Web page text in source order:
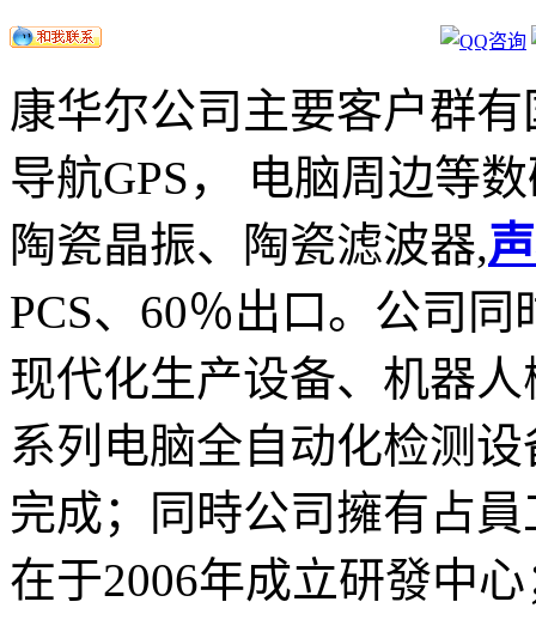
康华尔公司主要客户群
导航GPS， 电脑周边等
陶瓷晶振、陶瓷滤波器,
PCS、60％出口。公司
现代化生产设备、机器
系列电脑全自动化检测
完成；同時公司擁有占
在于2006年成立研發中